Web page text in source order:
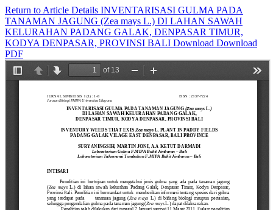
Return to Article Details INVENTARISASI GULMA PADA
TANAMAN JAGUNG (Zea mays L.) DI LAHAN SAWAH
KELURAHAN PADANG GALAK, DENPASAR TIMUR,
KODYA DENPASAR, PROVINSI BALI Download Download
PDF